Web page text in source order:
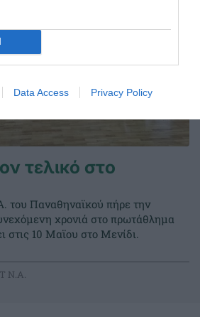
Data Access Privacy Policy
τελικό στο
Παναθηναϊκού πήρε την
χρονιά στο πρωτάθλημα
στις 10 Μαϊου στο Μενίδι.
Ν.Α.